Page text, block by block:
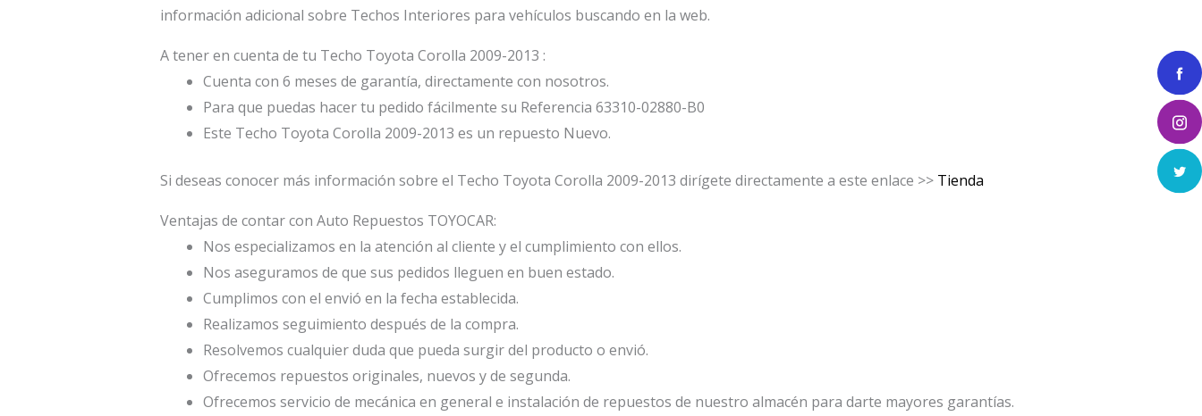
información adicional sobre Techos Interiores para vehículos buscando en la web.
A tener en cuenta de tu Techo Toyota Corolla 2009-2013 :
Cuenta con 6 meses de garantía, directamente con nosotros.
Para que puedas hacer tu pedido fácilmente su Referencia 63310-02880-B0
Este Techo Toyota Corolla 2009-2013 es un repuesto Nuevo.
Si deseas conocer más información sobre el Techo Toyota Corolla 2009-2013 dirígete directamente a este enlace >> Tienda
Ventajas de contar con Auto Repuestos TOYOCAR:
Nos especializamos en la atención al cliente y el cumplimiento con ellos.
Nos aseguramos de que sus pedidos lleguen en buen estado.
Cumplimos con el envió en la fecha establecida.
Realizamos seguimiento después de la compra.
Resolvemos cualquier duda que pueda surgir del producto o envió.
Ofrecemos repuestos originales, nuevos y de segunda.
Ofrecemos servicio de mecánica en general e instalación de repuestos de nuestro almacén para darte mayores garantías.